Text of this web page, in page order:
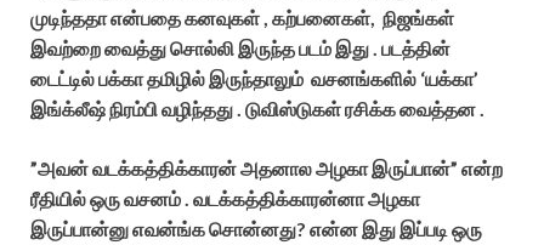
முடிந்ததா என்பதை கனவுகள் , கற்பனைகள், நிஜங்கள்
இவற்றை வைத்து சொல்லி இருந்த படம் இது . படத்தின்
டைட்டில் பக்கா தமிழில் இருந்தாலும் வசனங்களில் ‘யக்கா’
இங்க்லீஷ் நிரம்பி வழிந்தது . டுவிஸ்டுகள் ரசிக்க வைத்தன .
”அவன் வடக்கத்திக்காரன் அதனால அழகா இருப்பான்” என்ற
ரீதியில் ஒரு வசனம் . வடக்கத்திக்காரன்னா அழகா
இருப்பான்னு எவன்ங்க சொன்னது? என்ன இது இப்படி ஒரு